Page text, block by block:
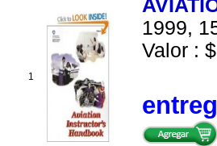
1
1999,
Valor :